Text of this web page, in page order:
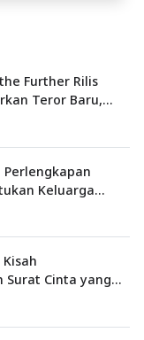
Further Rilis
Teror Baru,
Dunia Manusia
Perlengkapan
Keluarga
yang
Surat Cinta yang